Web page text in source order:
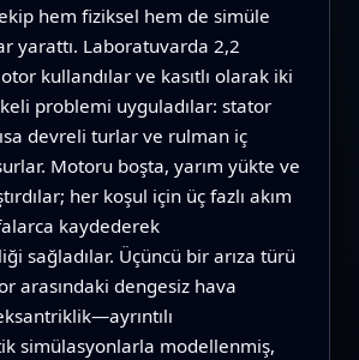
hem fiziksel hem de simüle
yarattı. Laboratuvarda 2,2
kullandılar ve kasıtlı olarak iki
problemi uyguladılar: stator
devreli turlar ve rulman iç
Motoru boşta, yarım yükte ve
her koşul için üç fazlı akım
kaydederek
sağladılar. Üçüncü bir arıza türü
arasındaki dengesiz hava
simülasyonlarla modellenmiş,